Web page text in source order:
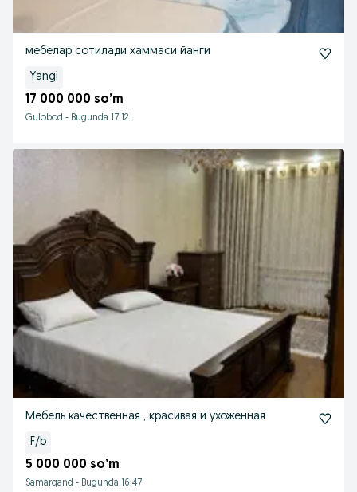
мебелар сотилади хаммаси йанги
Yangi
17 000 000 so’m
Gulobod - Bugunda 17:12
Мебель качественная , красивая и ухоженная
F/b
5 000 000 so’m
Samarqand - Bugunda 16:47